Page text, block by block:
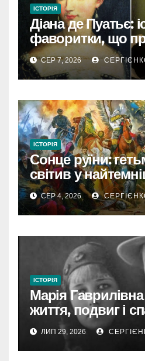
ІСТОРІЯ
Діана де Пуатьє:
фаворитки, що
Францією
СЕР 7, 2026
ІСТОРІЯ
Сонце руїни:
світив у
України
СЕР 4, 2026
ІСТОРІЯ
Марія
життя, подвиг і
новомучениці
ЛИП 29, 2026